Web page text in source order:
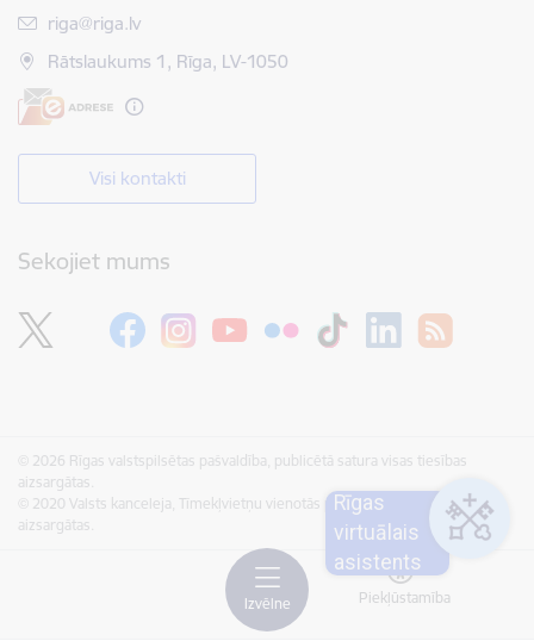
Izvēlne Piekļūstamība
E-pasts:
riga@riga.lv
Rātslaukums 1, Rīga, LV-1050
Visi kontakti
Sekojiet mums
© 2026 Rīgas valstspilsētas pašvaldība, publicētā satura visas tiesības
aizsargātas.
© 2020 Valsts kanceleja, Tīmekļvietņu vienotās platformas visas tiesības
aizsargātas.
Rīgas
virtuālais
asistents